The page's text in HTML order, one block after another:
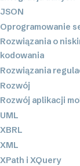
JSON
Oprogramowanie
Rozwiązania o
kodowania
Rozwiązania
Rozwój
Rozwój aplikacji
UML
XBRL
XML
XPath i XQuery